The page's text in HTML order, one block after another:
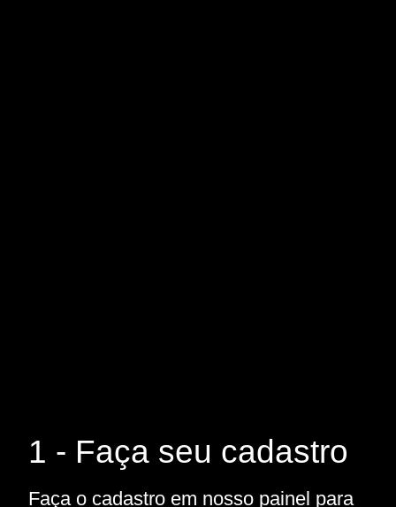
1 - Faça seu cadastro
Faça o cadastro em nosso painel para